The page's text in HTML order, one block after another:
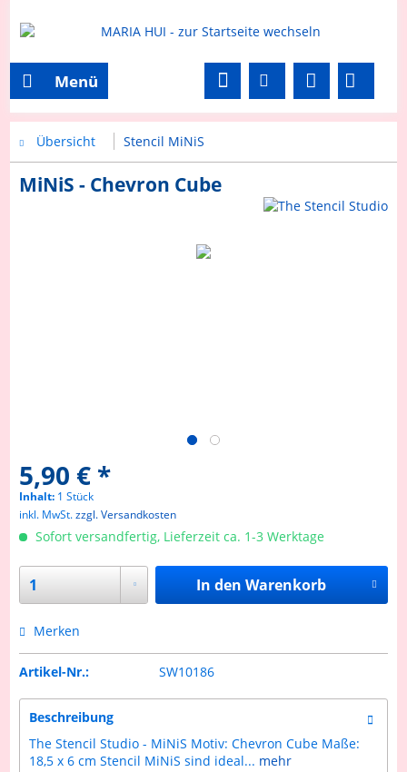
Menü
Übersicht Stencil MiNiS
MiNiS - Chevron Cube
5,90 € *
Inhalt: 1 Stück
inkl. MwSt.zzgl. Versandkosten
Sofort versandfertig, Lieferzeit ca. 1-3 Werktage
In den Warenkorb
Merken
Artikel-Nr.: SW10186
Beschreibung
The Stencil Studio - MiNiS Motiv: Chevron Cube Maße:
18,5 x 6 cm Stencil MiNiS sind ideal... mehr